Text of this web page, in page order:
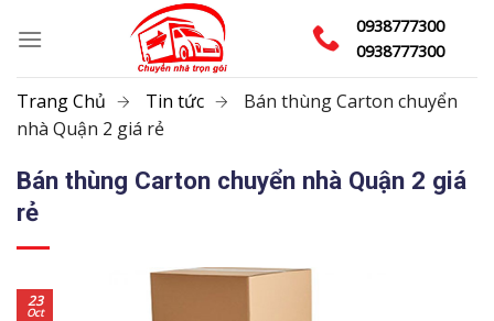
0938777300
0938777300
Trang Chủ Tin tức
Bán thùng Carton chuyển
nhà Quận 2 giá rẻ
Bán thùng Carton chuyển nhà Quận 2 giá
rẻ
23
Oct